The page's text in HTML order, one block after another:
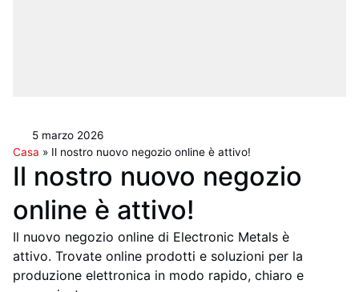
5 marzo 2026
Casa » Il nostro nuovo negozio online è attivo!
Il nostro nuovo negozio
online è attivo!
Il nuovo negozio online di Electronic Metals è
attivo. Trovate online prodotti e soluzioni per la
produzione elettronica in modo rapido, chiaro e